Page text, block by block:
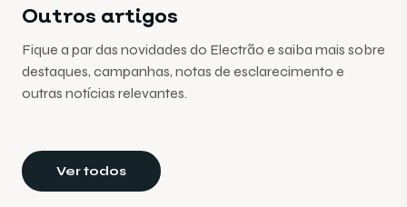
Outros artigos
Fique a par das novidades do Electrão e saiba mais sobre
destaques, campanhas, notas de esclarecimento e
outras notícias relevantes.
Ver todos